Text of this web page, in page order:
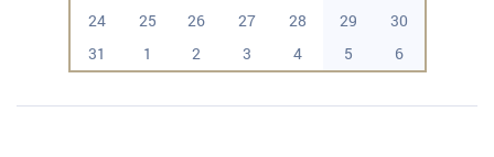
24
25 26 27 28 29
30
31
1 2 3 4 5 6